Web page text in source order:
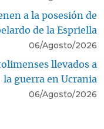
a la posesión de
de la Espriella
06/Agosto/2026
llevados a
la guerra en Ucrania
06/Agosto/2026